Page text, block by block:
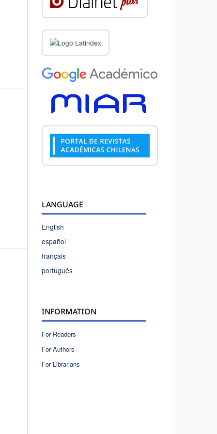
LANGUAGE
English
español
français
português
INFORMATION
For Readers
For Authors
For Librarians